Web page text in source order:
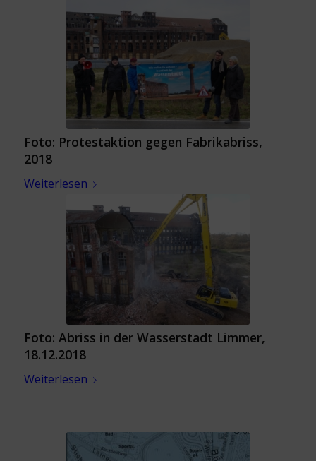
Foto: Protestaktion gegen Fabrikabriss,
2018
Weiterlesen
Foto: Abriss in der Wasserstadt Limmer,
18.12.2018
Weiterlesen